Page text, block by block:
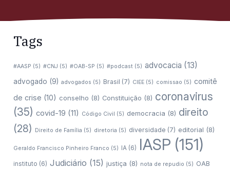
Tags
#AASP (5) #CNJ (5) #OAB-SP (5) #podcast(5) advocacia (13)
advogado (9) advogados (5) Brasil (7) CIEE(5) comissao (5) comitê
de crise (10) conselho (8) Constituição (8) coronavirus
(35) covid-19 (11) Código Civil (5) democracia (8) direito
(28)
Direito de Família (5) diretoria (5) diversidade (7) editorial (8)
Geraldo Francisco Pinheiro Franco (5) IA(6) IASP (151)
instituto (6) Judiciário (15) justiça (8) nota de repudio (5) OAB